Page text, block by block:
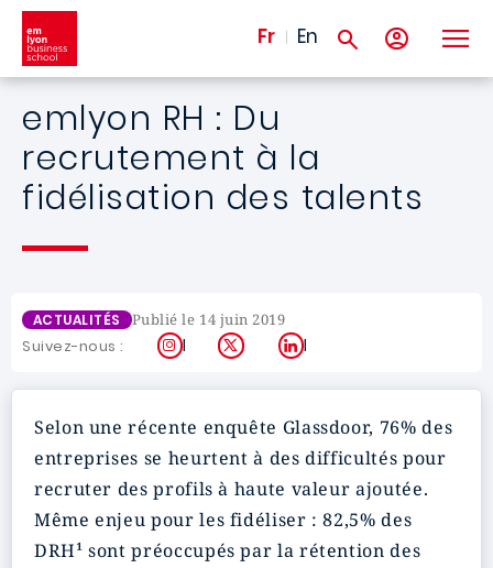
Aller au contenu principal
Fr En
emlyon RH : Du
recrutement à la
fidélisation des talents
ACTUALITÉS Publié le 14 juin 2019
Suivez-nous : Instagram
X LinkedIn
Selon une récente enquête Glassdoor, 76% des
entreprises se heurtent à des difficultés pour
recruter des profils à haute valeur ajoutée.
Même enjeu pour les fidéliser : 82,5% des
DRH¹ sont préoccupés par la rétention des